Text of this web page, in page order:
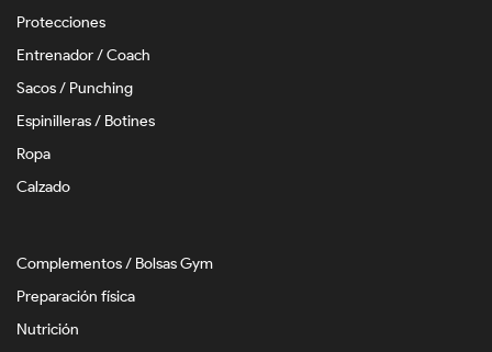
Protecciones
Entrenador / Coach
Sacos / Punching
Espinilleras / Botines
Ropa
Calzado
Complementos / Bolsas Gym
Preparación física
Nutrición